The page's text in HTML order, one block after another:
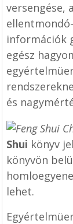
versengése,
információk
egész
és
Shui könyv
könyvön
lehet.